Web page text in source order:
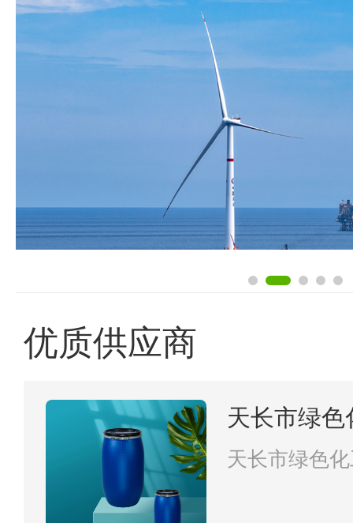
优质供应商
天长市绿
天长市绿色